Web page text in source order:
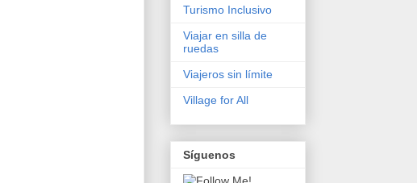
Turismo Inclusivo
Viajar en silla de
ruedas
Viajeros sin límite
Village for All
Síguenos